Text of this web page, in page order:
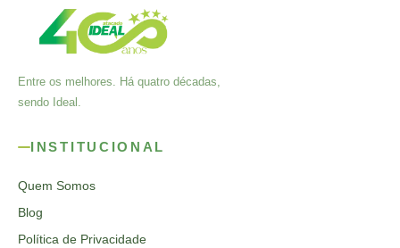
Entre os melhores. Há quatro décadas,
sendo Ideal.
INSTITUCIONAL
Quem Somos
Blog
Política de Privacidade